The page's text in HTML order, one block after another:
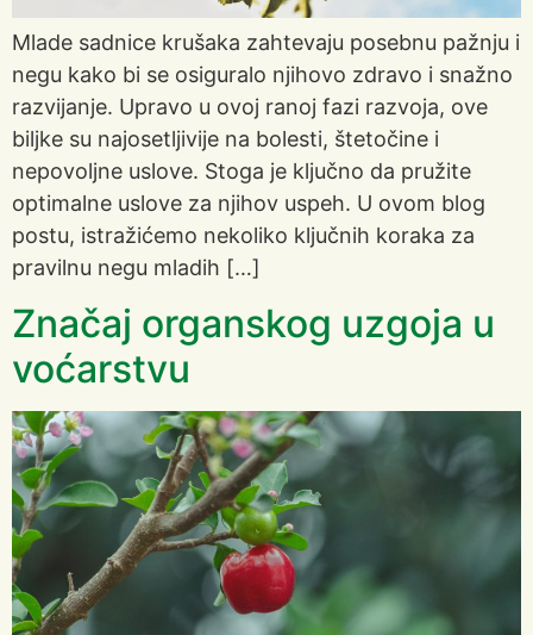
Mlade sadnice krušaka zahtevaju posebnu pažnju i
negu kako bi se osiguralo njihovo zdravo i snažno
razvijanje. Upravo u ovoj ranoj fazi razvoja, ove
biljke su najosetljivije na bolesti, štetočine i
nepovoljne uslove. Stoga je ključno da pružite
optimalne uslove za njihov uspeh. U ovom blog
postu, istražićemo nekoliko ključnih koraka za
pravilnu negu mladih […]
Značaj organskog uzgoja u
voćarstvu